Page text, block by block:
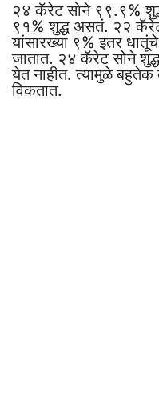
२४ कॅरेट सोने ९९.९%
९१% शुद्ध असतं. २२ कॅरेट
यांसारख्या ९% इतर
जातात. २४ कॅरेट सोने
येत नाहीत. त्यामुळे
विकतात.